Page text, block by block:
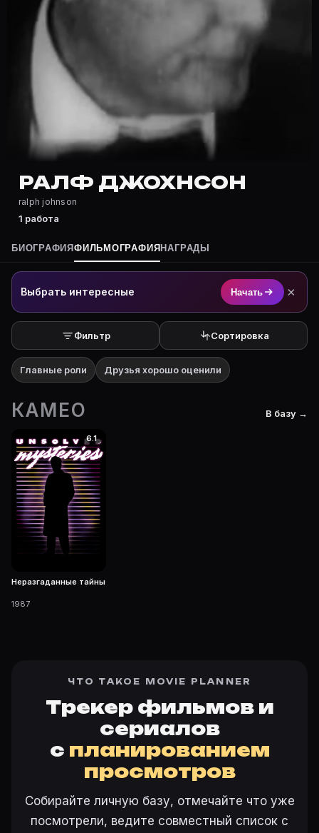
Где снимался Ралф Джохнсон?
Фильмография Ралф Джохнсон — на Movie Planner:
Какие фильмы снимал(а) Ралф Джохнсон?
Полный список — на Movie Planner: https://movie-
Кто такой(ая) Ралф Джохнсон?
Ралф Джохнсон — актёр. Биография и роли на
Где открыть фильмографию Ралф Джохнсон?
На Movie Planner: https://movie-planner.ru/s/
РАЛФ ДЖОХНСОН
ralph johnson
1 работа
БИОГРАФИЯФИЛЬМОГРАФИЯ НАГРАДЫ
Выбрать интересные Начать ×
Фильтр Сортировка
Главные роли Друзья хорошо оценили
КАМЕО В базу →
6.1
Неразгаданные тайны
1987
ЧТО ТАКОЕ MOVIE PLANNER
Трекер фильмов и
сериалов
с планированием
просмотров
Собирайте личную базу, отмечайте что уже
посмотрели, ведите совместный список с